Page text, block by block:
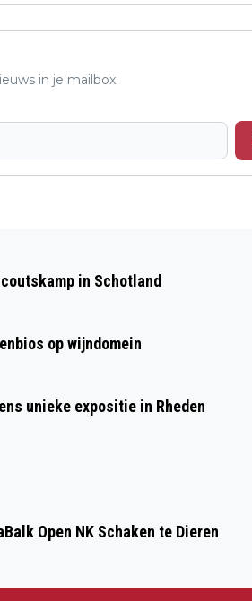
in je mailbox
UNIEK CONCEPT!
in Schotland
op wijndomein
unieke expositie in Rheden
Open NK Schaken te Dieren